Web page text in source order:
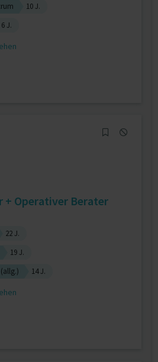
10 J.
6 J.
+ Operativer Berater
22 J.
19 J.
14 J.